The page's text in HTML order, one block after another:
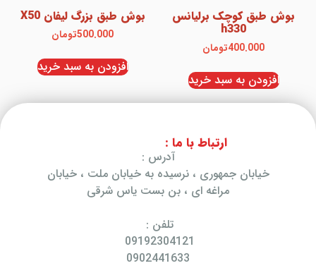
بوش طبق کوچک برلیانس
h330
400.000تومان
افزودن به سبد خرید
بوش طبق بزرگ لیفان X50
500.000تومان
افزودن به سبد خرید
ارتباط با ما :
آدرس :
خیابان جمهوری ، نرسیده به خیابان ملت ، خیابان
مراغه ای ، بن بست یاس شرقی
تلفن :
09192304121
0902441633